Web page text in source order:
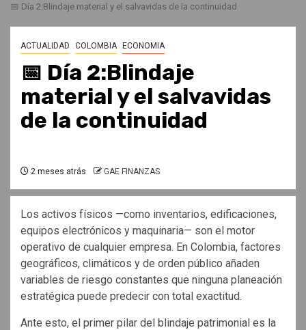
📅 Día 2:Blindaje material y el salvavidas de la continuidad
ACTUALIDAD COLOMBIA ECONOMIA
📅 Día 2:Blindaje
material y el salvavidas
de la continuidad
2 meses atrás GAE FINANZAS
Los activos físicos —como inventarios, edificaciones,
equipos electrónicos y maquinaria— son el motor
operativo de cualquier empresa. En Colombia, factores
geográficos, climáticos y de orden público añaden
variables de riesgo constantes que ninguna planeación
estratégica puede predecir con total exactitud.
Ante esto, el primer pilar del blindaje patrimonial es la